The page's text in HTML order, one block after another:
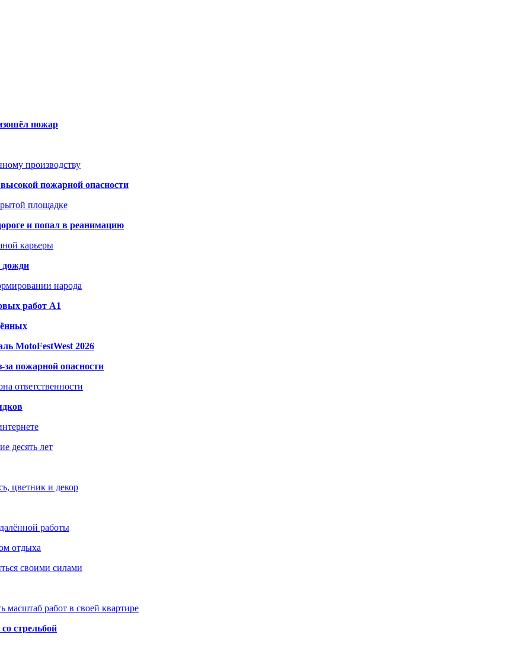
пожар
производству
пожарной опасности
площадке
и попал в реанимацию
карьеры
дожди
народа
работ A1
MotoFestWest 2026
за пожарной опасности
ответственности
десять лет
цветник и декор
работы
отдыха
своими силами
масштаб работ в своей квартире
стрельбой